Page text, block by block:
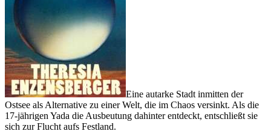
Eine autarke Stadt inmitten der
Ostsee als Alternative zu einer Welt, die im Chaos versinkt. Als die
17-jährigen Yada die Ausbeutung dahinter entdeckt, entschließt sie
sich zur Flucht aufs Festland.